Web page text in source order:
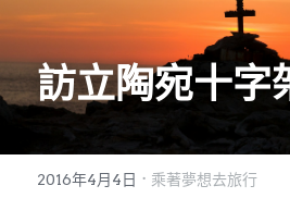
雜誌目錄
雜誌專欄
編者的話
寫寫畫畫
訂購/奉獻/廣告刊登
訪立陶宛十字
2016年4月4日 · 乘著夢想去旅行